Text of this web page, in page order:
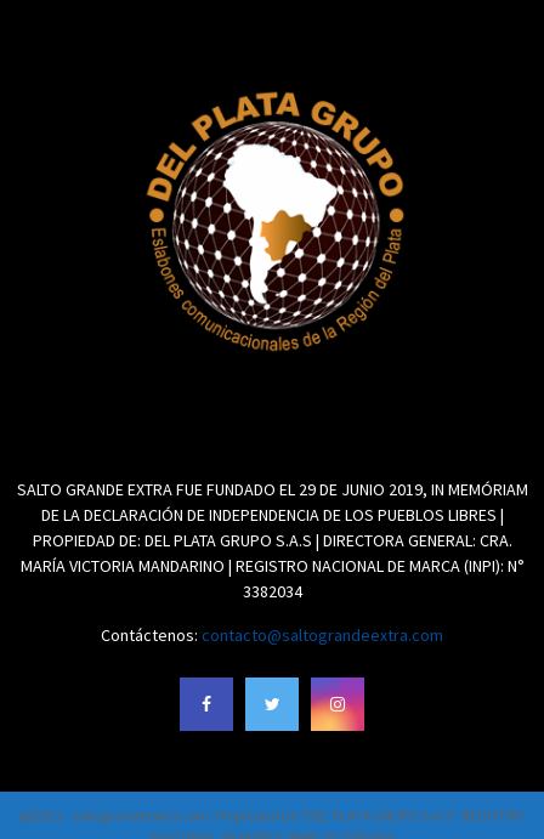
SALTO GRANDE EXTRA FUE FUNDADO EL 29 DE JUNIO 2019, IN MEMÓRIAM
DE LA DECLARACIÓN DE INDEPENDENCIA DE LOS PUEBLOS LIBRES |
PROPIEDAD DE: DEL PLATA GRUPO S.A.S | DIRECTORA GENERAL: CRA.
MARÍA VICTORIA MANDARINO | REGISTRO NACIONAL DE MARCA (INPI): N°
3382034
Contáctenos: contacto@saltograndeextra.com
@2021 - saltograndeextra.com. Propiedad de "DEL PLATA GRUPO S.A.S". REGISTRO